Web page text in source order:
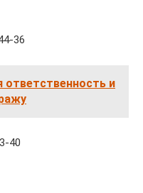
36
ответственность и
40